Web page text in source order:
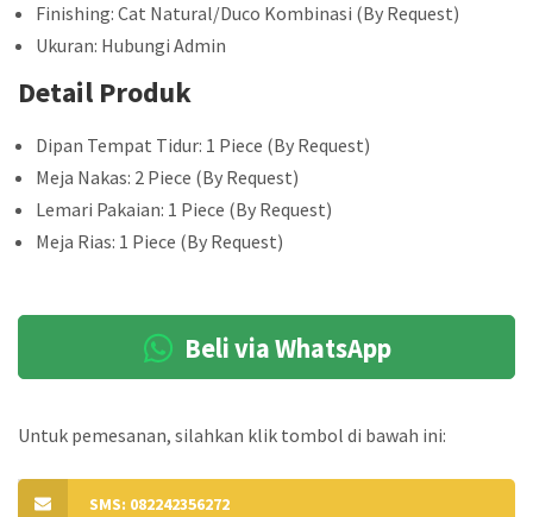
Finishing: Cat Natural/Duco Kombinasi (By Request)
Ukuran: Hubungi Admin
Detail Produk
Dipan Tempat Tidur: 1 Piece (By Request)
Meja Nakas: 2 Piece (By Request)
Lemari Pakaian: 1 Piece (By Request)
Meja Rias: 1 Piece (By Request)
Beli via WhatsApp
Untuk pemesanan, silahkan klik tombol di bawah ini:
SMS: 082242356272